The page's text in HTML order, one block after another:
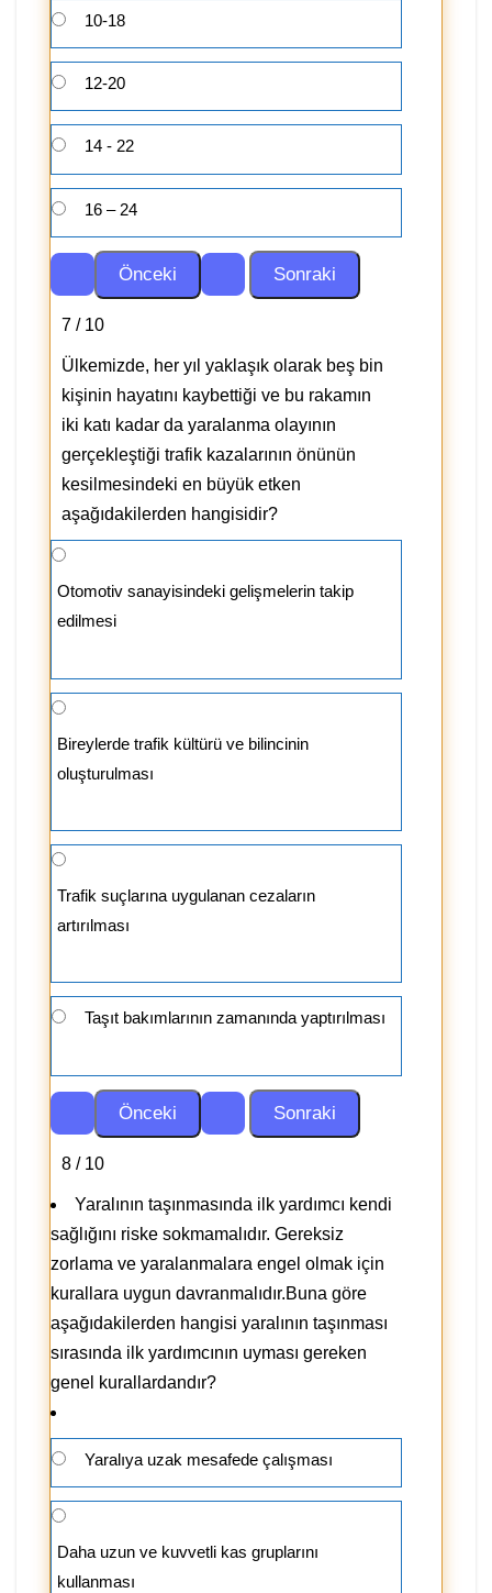
10-18
12-20
14 - 22
16 – 24
7 / 10
Ülkemizde, her yıl yaklaşık olarak beş bin
kişinin hayatını kaybettiği ve bu rakamın
iki katı kadar da yaralanma olayının
gerçekleştiği trafik kazalarının önünün
kesilmesindeki en büyük etken
aşağıdakilerden hangisidir?
Otomotiv sanayisindeki gelişmelerin takip
edilmesi
Bireylerde trafik kültürü ve bilincinin
oluşturulması
Trafik suçlarına uygulanan cezaların
artırılması
Taşıt bakımlarının zamanında yaptırılması
8 / 10
Yaralının taşınmasında ilk yardımcı kendi
sağlığını riske sokmamalıdır. Gereksiz
zorlama ve yaralanmalara engel olmak için
kurallara uygun davranmalıdır.Buna göre
aşağıdakilerden hangisi yaralının taşınması
sırasında ilk yardımcının uyması gereken
genel kurallardandır?
Yaralıya uzak mesafede çalışması
Daha uzun ve kuvvetli kas gruplarını
kullanması